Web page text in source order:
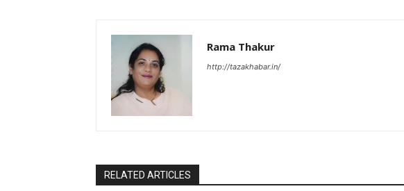
Rama Thakur
http://tazakhabar.in/
RELATED ARTICLES